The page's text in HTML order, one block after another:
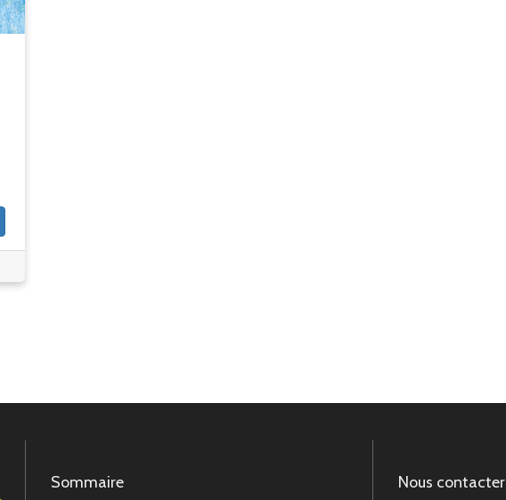
Sommaire Nous contacter